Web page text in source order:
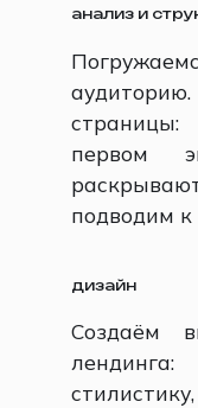
анализ и
первом
подводим к
дизайн
Создаём